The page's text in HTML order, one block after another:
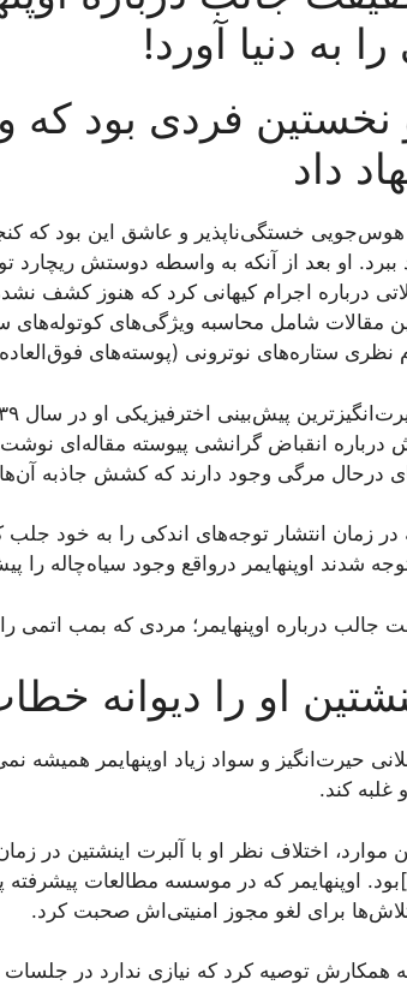
نخستین فردی بود که
داد
هوس‌جویی خستگی‌ناپذیر و عاشق این بود
او بعد از آنکه به واسطه دوستش ریچارد
درباره اجرام کیهانی کرد که هنوز کشف
مقالات شامل محاسبه ویژگی‌های کوتوله‌های
ستاره‌های نوترونی (پوسته‌های
درباره انقباض گرانشی پیوسته مقاله‌ای
درحال مرگی وجود دارند که کشش جاذبه آن‌ها
در زمان انتشار توجه‌های اندکی را به خود
شدند اوپنهایمر درواقع وجود سیاه‌چاله را
حیرت‌انگیز و سواد زیاد اوپنهایمر همیشه
غلبه کند.
موارد، اختلاف نظر او با آلبرت اینشتین
اوپنهایمر که در موسسه مطالعات پیشرفته
برای لغو مجوز امنیتی‌اش صحبت کرد.
به همکارش توصیه کرد که نیازی ندارد در